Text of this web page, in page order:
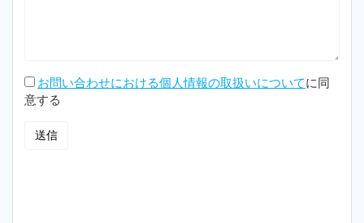
お問い合わせにおける個人情報の取扱いについてに同
意する